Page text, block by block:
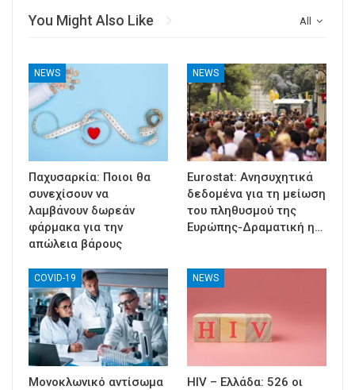
All
You Might Also Like
NEWS
Παχυσαρκία: Ποιοι θα
συνεχίσουν να
λαμβάνουν δωρεάν
φάρμακα για την
απώλεια βάρους
NEWS
Eurostat: Ανησυχητικά
δεδομένα για τη μείωση
του πληθυσμού της
Ευρώπης-Δραματική η…
COVID-19
Μονοκλωνικό αντίσωμα
NEWS
HIV – Ελλάδα: 526 οι